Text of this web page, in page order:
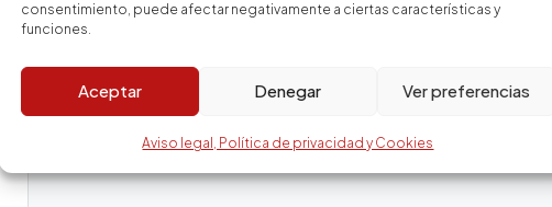
consentimiento, puede afectar negativamente a ciertas características y
funciones.
Aceptar Denegar Ver preferencias
Aviso legal, Política de privacidad y Cookies